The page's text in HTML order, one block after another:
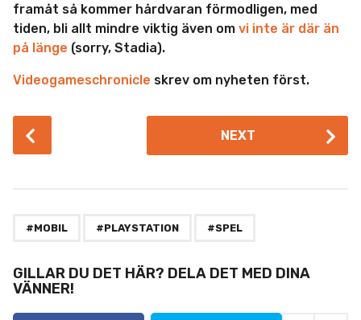
framåt så kommer hårdvaran förmodligen, med
tiden, bli allt mindre viktig även om vi inte är där än
på länge (sorry, Stadia).
Videogameschronicle skrev om nyheten först.
o
i
n
a
NEXT
#MOBIL #PLAYSTATION #SPEL
GILLAR DU DET HÄR? DELA DET MED DINA
VÄNNER!